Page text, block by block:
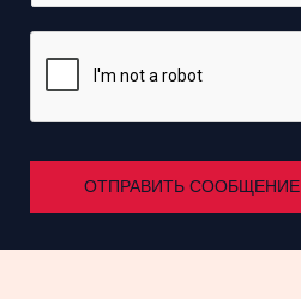
ОТПРАВИТЬ СООБЩЕНИЕ